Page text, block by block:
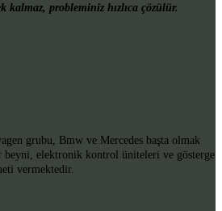
kalmaz, probleminiz hızlıca çözülür.
grubu, Bmw ve Mercedes başta olmak
beyni, elektronik kontrol üniteleri ve gösterge
vermektedir.